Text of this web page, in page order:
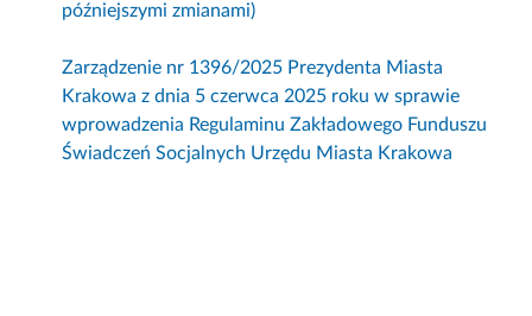
późniejszymi zmianami)
Zarządzenie nr 1396/2025 Prezydenta Miasta
Krakowa z dnia 5 czerwca 2025 roku w sprawie
wprowadzenia Regulaminu Zakładowego Funduszu
Świadczeń Socjalnych Urzędu Miasta Krakowa